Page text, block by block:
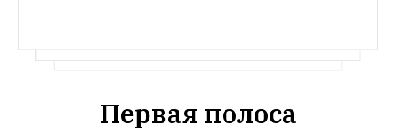
Первая полоса